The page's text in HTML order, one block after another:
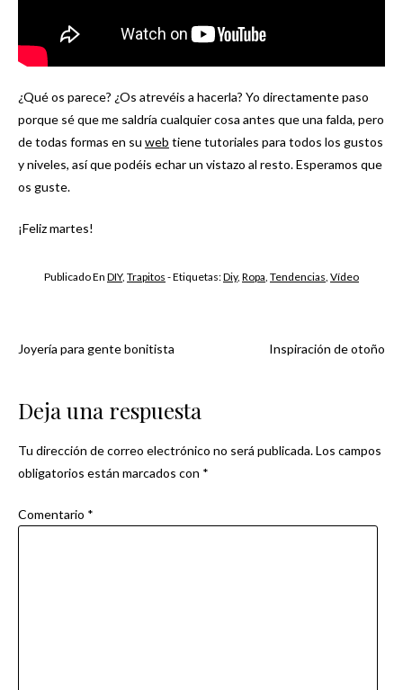
¿Qué os parece? ¿Os atrevéis a hacerla? Yo directamente paso
porque sé que me saldría cualquier cosa antes que una falda, pero
de todas formas en su web tiene tutoriales para todos los gustos
y niveles, así que podéis echar un vistazo al resto. Esperamos que
os guste.
¡Feliz martes!
Publicado En DIY, Trapitos - Etiquetas:Diy, Ropa Tendencias Vídeo
Navegación
de
entradas
Joyería para gente bonitista Inspiración de otoño
Deja una respuesta
Tu dirección de correo electrónico no será publicada.Los campos
obligatorios están marcados con *
Comentario *